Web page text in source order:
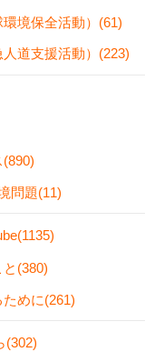
境保全活動）(61)
道支援活動）(223)
問題(11)
(380)
めに(261)
(302)